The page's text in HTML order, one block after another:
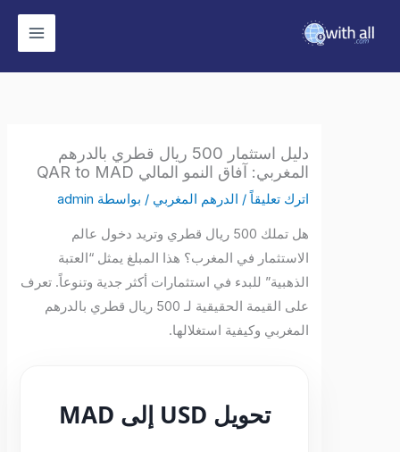
دليل استثمار 500 ريال قطري بالدرهم
المغربي: آفاق النمو المالي QAR to MAD
اترك تعليقاً /الدرهم المغربي/ بواسطة admin
هل تملك 500 ريال قطري وتريد دخول عالم
الاستثمار في المغرب؟ هذا المبلغ يمثل “العتبة
الذهبية” للبدء في استثمارات أكثر جدية وتنوعاً. تعرف
على القيمة الحقيقية لـ 500 ريال قطري بالدرهم
المغربي وكيفية استغلالها.
تحويل USD إلى MAD